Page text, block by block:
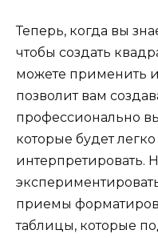
Теперь, когда вы
чтобы создать
можете применить
позволит вам
профессионально
которые будет легко
интерпретировать.
приемы
таблицы, которые